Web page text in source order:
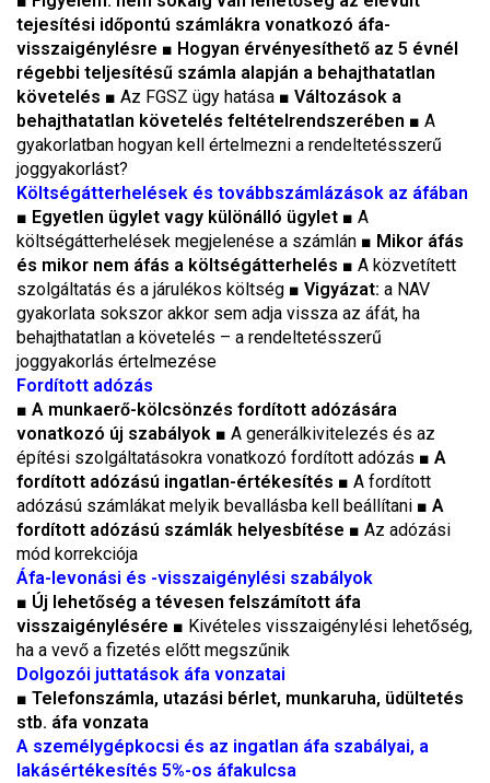
tejesítési időpontú számlákra vonatkozó áfa-
visszaigénylésre ■ Hogyan érvényesíthető az 5 évnél
régebbi teljesítésű számla alapján a behajthatatlan
követelés ■ Az FGSZ ügy hatása ■ Változások a
behajthatatlan követelés feltételrendszerében ■ A
gyakorlatban hogyan kell értelmezni a rendeltetésszerű
joggyakorlást?
Költségátterhelések és továbbszámlázások az áfában
■ Egyetlen ügylet vagy különálló ügylet ■ A
költségátterhelések megjelenése a számlán ■ Mikor áfás
és mikor nem áfás a költségátterhelés ■ A közvetített
szolgáltatás és a járulékos költség ■ Vigyázat: a NAV
gyakorlata sokszor akkor sem adja vissza az áfát, ha
behajthatatlan a követelés – a rendeltetésszerű
joggyakorlás értelmezése
Fordított adózás
■ A munkaerő-kölcsönzés fordított adózására
vonatkozó új szabályok ■ A generálkivitelezés és az
építési szolgáltatásokra vonatkozó fordított adózás ■ A
fordított adózású ingatlan-értékesítés ■ A fordított
adózású számlákat melyik bevallásba kell beállítani ■ A
fordított adózású számlák helyesbítése ■ Az adózási
mód korrekciója
Áfa-levonási és -visszaigénylési szabályok
■ Új lehetőség a tévesen felszámított áfa
visszaigénylésére ■ Kivételes visszaigénylési lehetőség,
ha a vevő a fizetés előtt megszűnik
Dolgozói juttatások áfa vonzatai
■ Telefonszámla, utazási bérlet, munkaruha, üdültetés
stb. áfa vonzata
A személygépkocsi és az ingatlan áfa szabályai, a
lakásértékesítés 5%-os áfakulcsa